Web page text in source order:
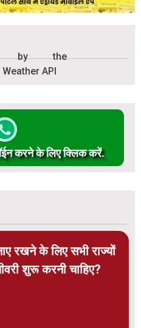
करने के लिए क्लिक करें.
रखने के लिए सभी राज्यों
शुरू करनी चाहिए?